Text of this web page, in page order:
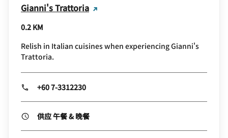
Gianni's Trattoria
0.2 KM
Relish in Italian cuisines when experiencing Gianni's
Trattoria.
+60 7-3312230
供应 午餐 & 晚餐